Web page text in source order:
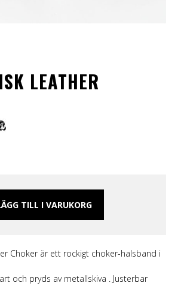
LEATHER
TILL I VARUKORG
Choker är ett rockigt choker-halsband i
och pryds av metallskiva . Justerbar